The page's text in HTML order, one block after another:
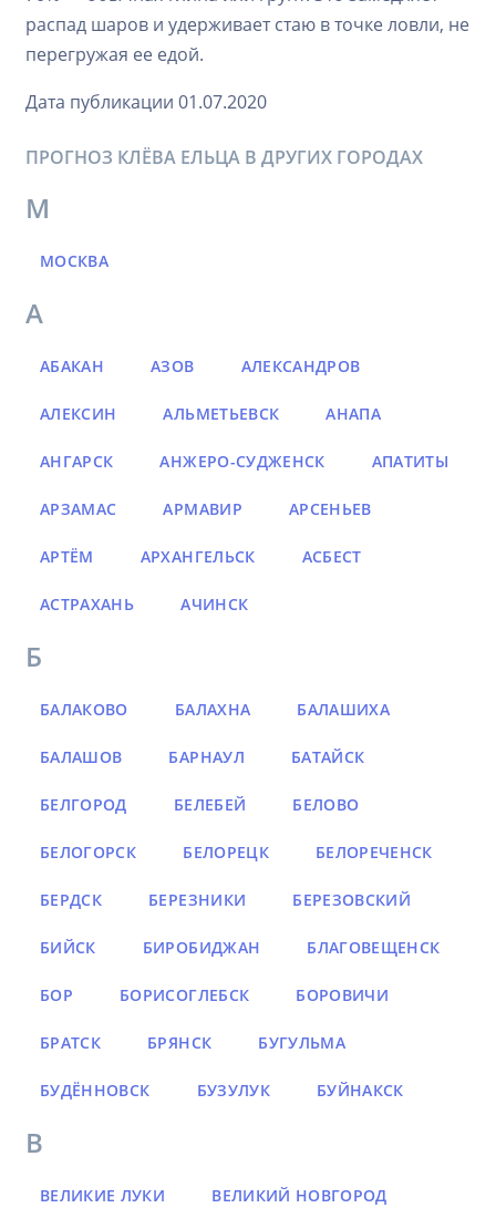
распад шаров и удерживает стаю в точке ловли, не
перегружая ее едой.
Дата публикации 01.07.2020
ПРОГНОЗ КЛЁВА ЕЛЬЦА В ДРУГИХ ГОРОДАХ
М
МОСКВА
А
АБАКАН АЗОВ АЛЕКСАНДРОВ
АЛЕКСИН АЛЬМЕТЬЕВСК АНАПА
АНГАРСК АНЖЕРО-СУДЖЕНСК АПАТИТЫ
АРЗАМАС АРМАВИР АРСЕНЬЕВ
АРТЁМ АРХАНГЕЛЬСК АСБЕСТ
АСТРАХАНЬ АЧИНСК
Б
БАЛАКОВО БАЛАХНА БАЛАШИХА
БАЛАШОВ БАРНАУЛ БАТАЙСК
БЕЛГОРОД БЕЛЕБЕЙ БЕЛОВО
БЕЛОГОРСК БЕЛОРЕЦК БЕЛОРЕЧЕНСК
БЕРДСК БЕРЕЗНИКИ БЕРЕЗОВСКИЙ
БИЙСК БИРОБИДЖАН БЛАГОВЕЩЕНСК
БОР БОРИСОГЛЕБСК БОРОВИЧИ
БРАТСК БРЯНСК БУГУЛЬМА
БУДЁННОВСК БУЗУЛУК БУЙНАКСК
В
ВЕЛИКИЕ ЛУКИ ВЕЛИКИЙ НОВГОРОД